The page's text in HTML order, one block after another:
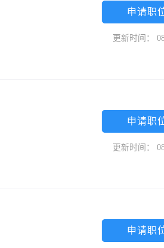
申请职
更新时间：
申请职
更新时间：
申请职